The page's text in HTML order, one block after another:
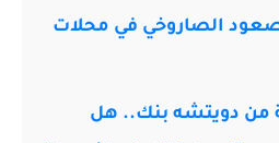
الصاروخي في محلات
من دويتشه بنك.. هل